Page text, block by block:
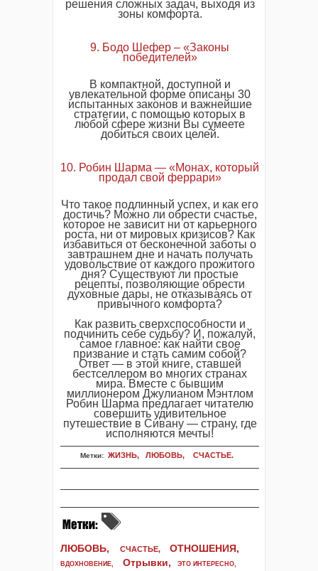
решения сложных задач, выходя из
зоны комфорта.
9. Бодо Шефер – «Законы
победителей»
В компактной, доступной и
увлекательной форме описаны 30
испытанных законов и важнейшие
стратегии, с помощью которых в
любой сфере жизни Вы сумеете
добиться своих целей.
10. Робин Шарма — «Монах, который
продал свой феррари»
Что такое подлинный успех, и как его
достичь? Можно ли обрести счастье,
которое не зависит ни от карьерного
роста, ни от мировых кризисов? Как
избавиться от бесконечной заботы о
завтрашнем дне и начать получать
удовольствие от каждого прожитого
дня? Существуют ли простые
рецепты, позволяющие обрести
духовные дары, не отказываясь от
привычного комфорта?
Как развить сверхспособности и
подчинить себе судьбу? И, пожалуй,
самое главное: как найти свое
призвание и стать самим собой?
Ответ — в этой книге, ставшей
бестселлером во многих странах
мира. Вместе с бывшим
миллионером Джулианом Мэнтлом
Робин Шарма предлагает читателю
совершить удивительное
путешествие в Сивану — страну, где
исполняются мечты!
Метки: ЖИЗНЬ, ЛЮБОВЬ, СЧАСТЬЕ.
ЛЮБОВЬ, СЧАСТЬЕ, ОТНОШЕНИЯ,
ВДОХНОВЕНИЕ, Отрывки, ЭТО ИНТЕРЕСНО,